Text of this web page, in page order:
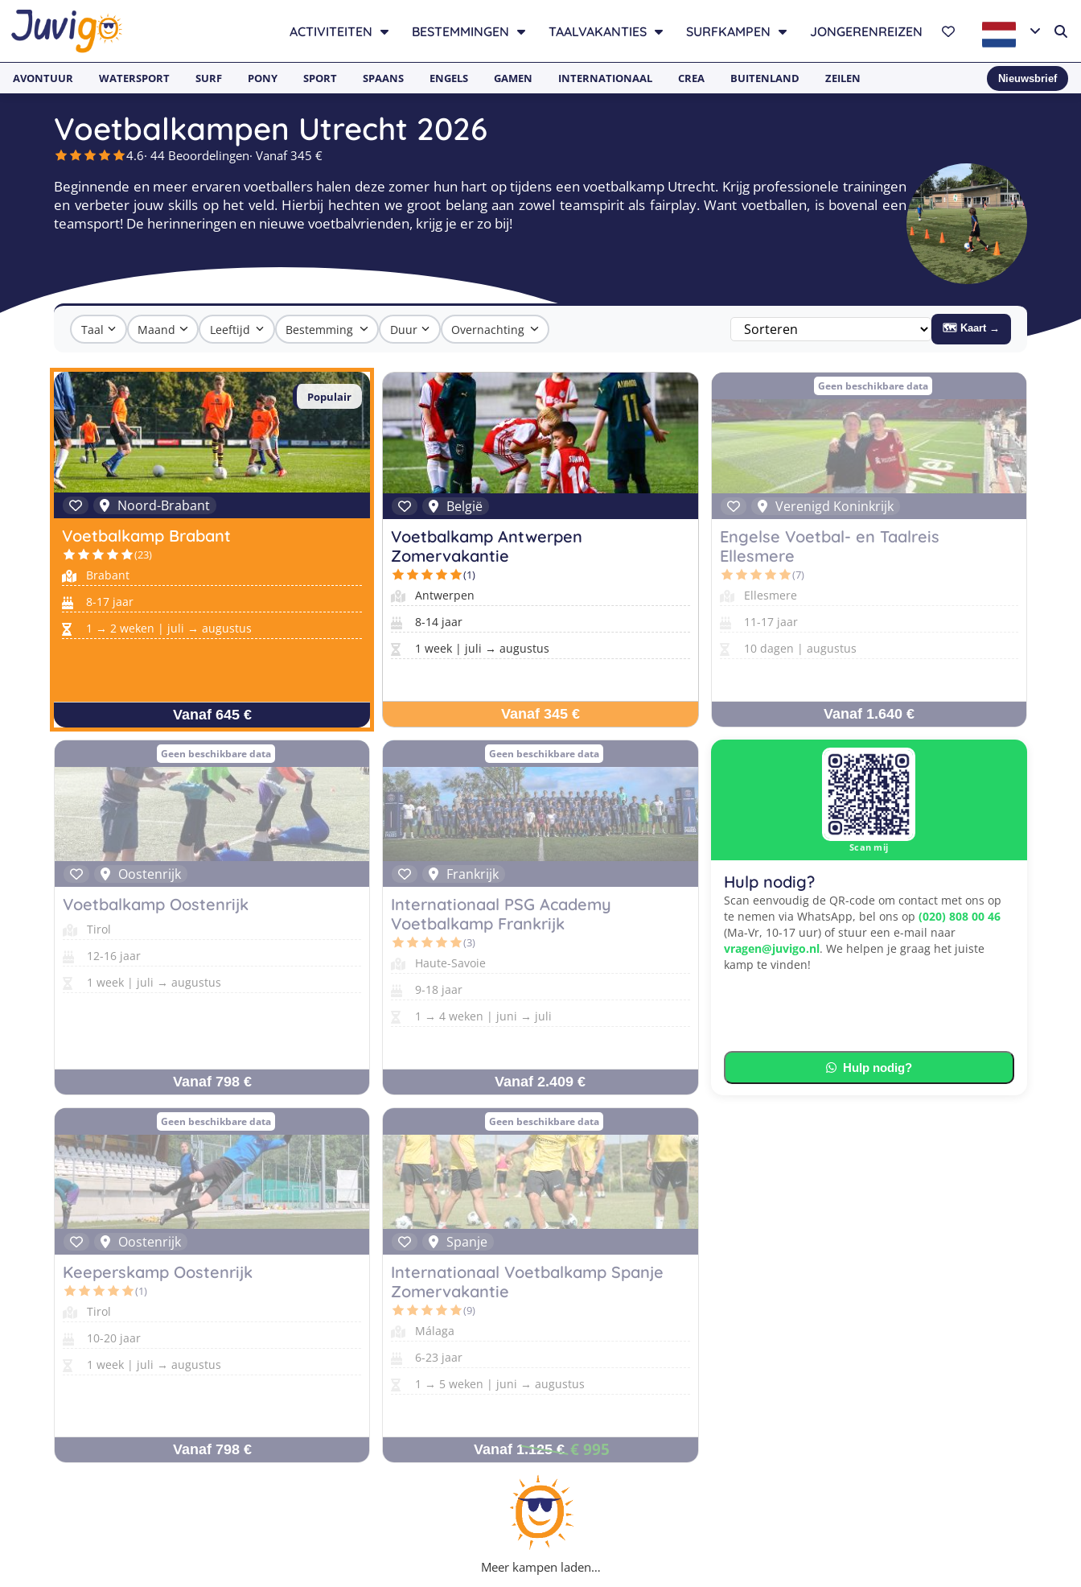
ACTIVITEITEN BESTEMMINGEN TAALVAKANTIES SURFKAMPEN JONGERENREIZEN
AVONTUUR WATERSPORT SURF PONY SPORT SPAANS ENGELS GAMEN INTERNATIONAAL CREA BUITENLAND ZEILEN Nieuwsbrief
Voetbalkampen Utrecht 2026
4.6· 44 Beoordelingen· Vanaf 345 €
Beginnende en meer ervaren voetballers halen deze zomer hun hart op tijdens een voetbalkamp Utrecht. Krijg professionele trainingen
en verbeter jouw skills op het veld. Hierbij hechten we groot belang aan zowel teamspirit als fairplay. Want voetballen, is bovenal een
teamsport! De herinneringen en nieuwe voetbalvrienden, krijg je er zo bij!
Taal Maand Leeftijd Bestemming Duur Overnachting 🗺 Kaart →
Populair
Noord-Brabant
Voetbalkamp Brabant
(23)
Brabant
8-17 jaar
1 → 2 weken | juli → augustus
Vanaf 645 €
België
Voetbalkamp Antwerpen
Zomervakantie
(1)
Antwerpen
8-14 jaar
1 week | juli → augustus
Vanaf 345 €
Geen beschikbare data
Verenigd Koninkrijk
Engelse Voetbal- en Taalreis
Ellesmere
(7)
Ellesmere
11-17 jaar
10 dagen | augustus
Vanaf 1.640 €
Geen beschikbare data
Oostenrijk
Voetbalkamp Oostenrijk
Tirol
12-16 jaar
1 week | juli → augustus
Vanaf 798 €
Geen beschikbare data
Frankrijk
Internationaal PSG Academy
Voetbalkamp Frankrijk
(3)
Haute-Savoie
9-18 jaar
1 → 4 weken | juni → juli
Vanaf 2.409 €
Scan mij
Hulp nodig?
Scan eenvoudig de QR-code om contact met ons op
te nemen via WhatsApp, bel ons op (020) 808 00 46
(Ma-Vr, 10-17 uur) of stuur een e-mail naar
vragen@juvigo.nl. We helpen je graag het juiste
kamp te vinden!
Hulp nodig?
Geen beschikbare data
Oostenrijk
Keeperskamp Oostenrijk
(1)
Tirol
10-20 jaar
1 week | juli → augustus
Vanaf 798 €
Geen beschikbare data
Spanje
Internationaal Voetbalkamp Spanje
Zomervakantie
(9)
Málaga
6-23 jaar
1 → 5 weken | juni → augustus
Vanaf 1.125 € € 995
Meer kampen laden…